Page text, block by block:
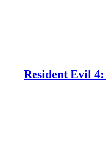
Resident Evil